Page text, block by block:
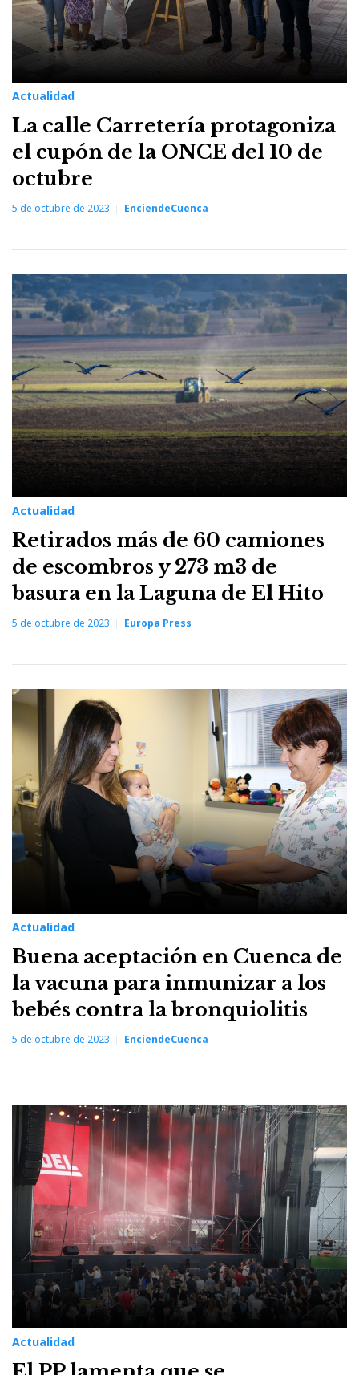
Actualidad
La calle Carretería protagoniza
el cupón de la ONCE del 10 de
octubre
5 de octubre de 2023 EnciendeCuenca
Actualidad
Retirados más de 60 camiones
de escombros y 273 m3 de
basura en la Laguna de El Hito
5 de octubre de 2023 Europa Press
Actualidad
Buena aceptación en Cuenca de
la vacuna para inmunizar a los
bebés contra la bronquiolitis
5 de octubre de 2023 EnciendeCuenca
Actualidad